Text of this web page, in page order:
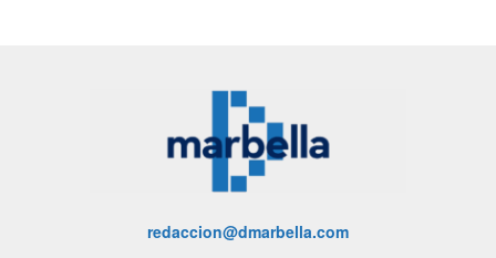
redaccion@dmarbella.com